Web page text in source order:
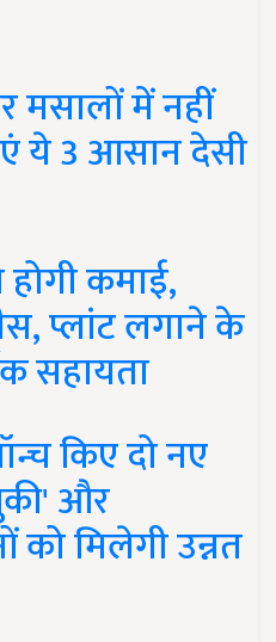
मसालों में नहीं
ये 3 आसान देसी
कमाई,
प्लांट लगाने के
सहायता
किए दो नए
और
को मिलेगी उन्नत